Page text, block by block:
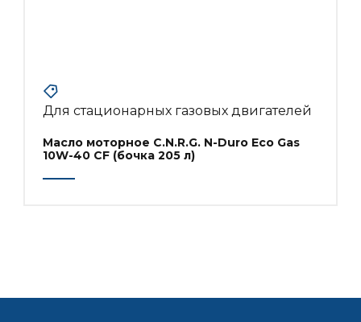
Для стационарных газовых двигателей
Масло моторное C.N.R.G. N-Duro Eco Gas
10W-40 CF (бочка 205 л)